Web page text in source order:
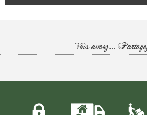
Vous aimez...